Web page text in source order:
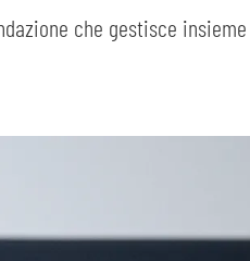
che gestisce insieme